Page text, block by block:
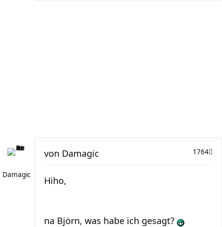
Damagic
1764
von Damagic
Hiho,
na Björn, was habe ich gesagt?